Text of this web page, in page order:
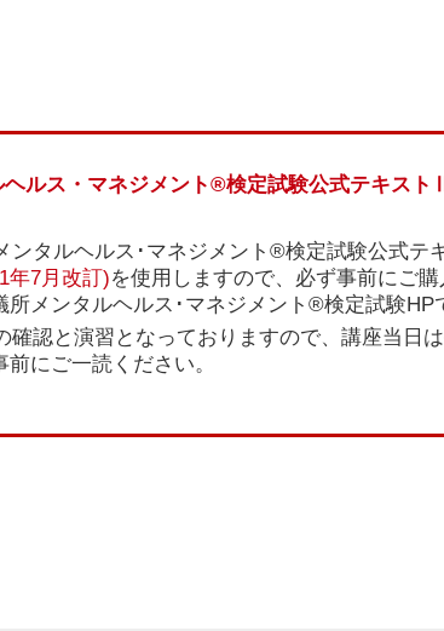
ヘルス・マネジメント®検定試験公式テキス
ンタルヘルス･マネジメント®検定試験公式
年7月改訂)を使用しますので、必ず事前にご
所メンタルヘルス･マネジメント®検定試験HP
確認と演習となっておりますので、講座当日
にご一読ください。